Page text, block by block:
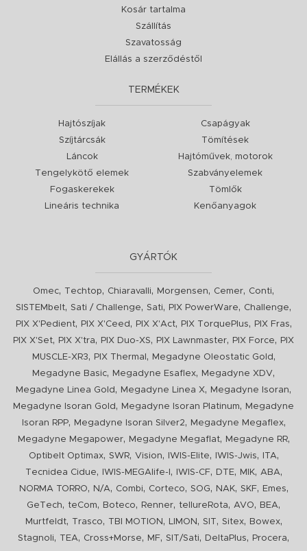
Kosár tartalma
Szállítás
Szavatosság
Elállás a szerződéstől
TERMÉKEK
Hajtószíjak
Szíjtárcsák
Láncok
Tengelykötő elemek
Fogaskerekek
Lineáris technika
Csapágyak
Tömítések
Hajtóművek, motorok
Szabványelemek
Tömlők
Kenőanyagok
GYÁRTÓK
Omec, Techtop, Chiaravalli, Morgensen, Cemer, Conti,
SISTEMbelt, Sati / Challenge, Sati, PIX PowerWare, Challenge,
PIX X'Pedient, PIX X'Ceed , PIX X'Act, PIX TorquePlus, PIX Fras,
PIX X'Set, PIX X'tra, PIX Duo-XS, PIX Lawnmaster, PIX Force,
PIX
MUSCLE-XR3, PIX Thermal , Megadyne Oleostatic Gold ,
Megadyne Basic, Megadyne Esaflex, Megadyne XDV,
Megadyne Linea Gold , Megadyne Linea X, Megadyne Isoran,
Megadyne Isoran Gold , Megadyne Isoran Platinum,
Megadyne
Isoran RPP, Megadyne Isoran Silver2, Megadyne Megaflex,
Megadyne Megapower, Megadyne Megaflat, Megadyne RR,
Optibelt Optimax, SWR, Vision, IWIS-Elite, IWIS-Jwis, ITA,
Tecnidea Cidue, IWIS-MEGAlife-I , IWIS-CF, DTE, MIK, ABA,
NORMA TORRO, N/A, Combi, Corteco, SOG, NAK, SKF, Emes,
GeTech, teCom, Boteco, Renner, tellureRota, AVO, BEA,
Murtfeldt, Trasco, TBI MOTION , LIMON , SIT, Sitex, Bowex,
Stagnoli, TEA, Cross+Morse, MF, SIT/Sati, DeltaPlus, Procera,